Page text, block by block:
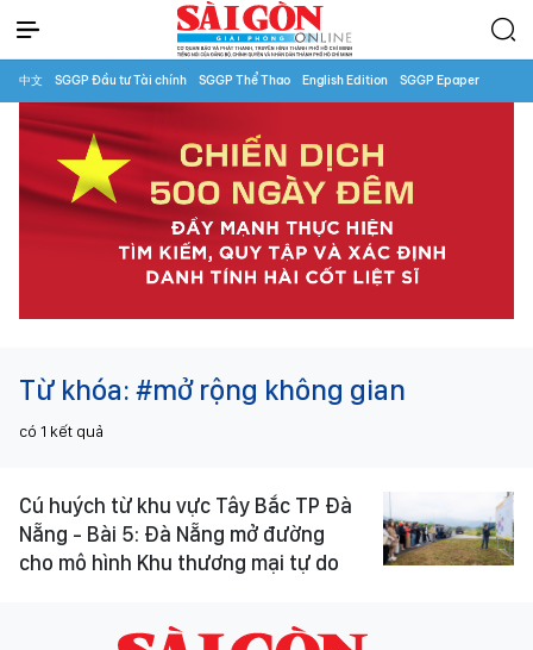
中文 SGGP Đầu tư Tài chính SGGP Thể Thao English Edition SGGP Epaper
Từ khóa: #mở rộng không gian
có 1 kết quả
Cú huých từ khu vực Tây Bắc TP Đà
Nẵng - Bài 5: Đà Nẵng mở đường
cho mô hình Khu thương mại tự do